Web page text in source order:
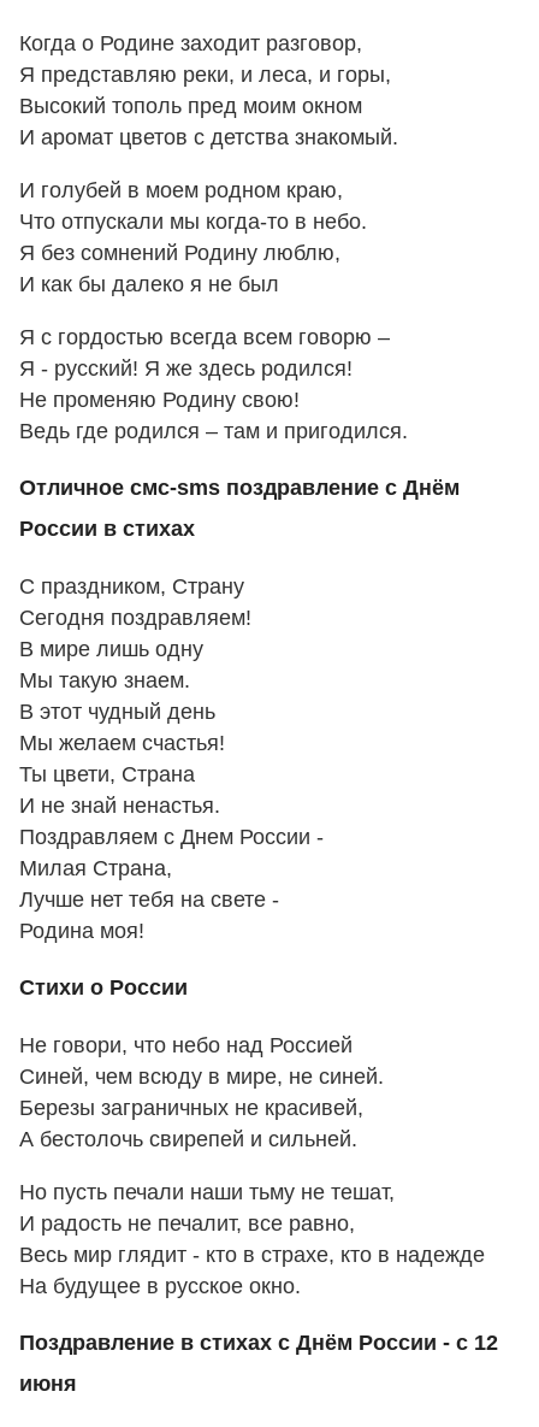
Когда о Родине заходит разговор,
Я представляю реки, и леса, и горы,
Высокий тополь пред моим окном
И аромат цветов с детства знакомый.
И голубей в моем родном краю,
Что отпускали мы когда-то в небо.
Я без сомнений Родину люблю,
И как бы далеко я не был
Я с гордостью всегда всем говорю –
Я - русский! Я же здесь родился!
Не променяю Родину свою!
Ведь где родился – там и пригодился.
Отличное смс-sms поздравление с Днём
России в стихах
С праздником, Страну
Сегодня поздравляем!
В мире лишь одну
Мы такую знаем.
В этот чудный день
Мы желаем счастья!
Ты цвети, Страна
И не знай ненастья.
Поздравляем с Днем России -
Милая Страна,
Лучше нет тебя на свете -
Родина моя!
Стихи о России
Не говори, что небо над Россией
Синей, чем всюду в мире, не синей.
Березы заграничных не красивей,
А бестолочь свирепей и сильней.
Но пусть печали наши тьму не тешат,
И радость не печалит, все равно,
Весь мир глядит - кто в страхе, кто в надежде
На будущее в русское окно.
Поздравление в стихах с Днём России - с 12
июня